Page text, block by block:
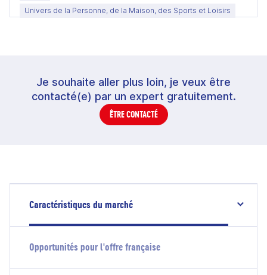
Univers de la Personne, de la Maison, des Sports et Loisirs
Je souhaite aller plus loin, je veux être
contacté(e) par un expert gratuitement.
ÊTRE CONTACTÉ
Caractéristiques du marché
Opportunités pour l'offre française